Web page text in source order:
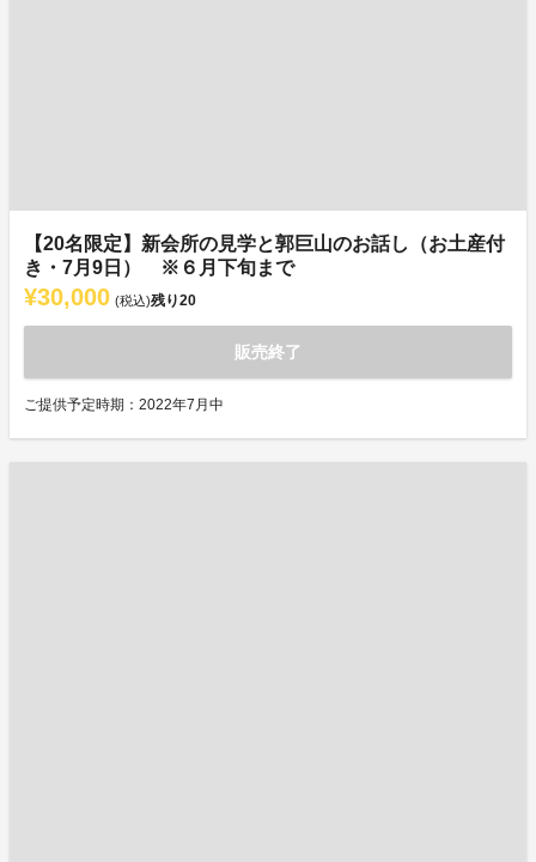
【20名限定】新会所の見学と郭巨山のお話し（お土産付
き・7月9日） ※６月下旬まで
¥30,000 (税込)残り20
販売終了
ご提供予定時期：2022年7月中